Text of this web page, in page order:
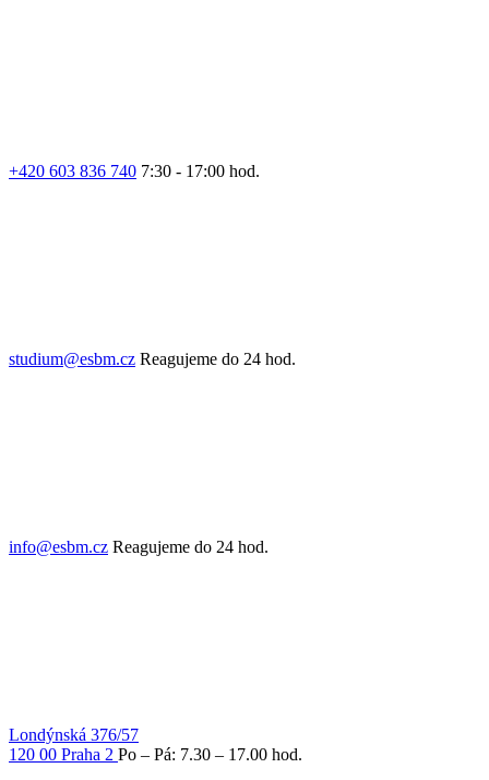
+420 603 836 740 7:30 - 17:00 hod.
studium@esbm.cz Reagujeme do 24 hod.
info@esbm.cz Reagujeme do 24 hod.
Londýnská 376/57
120 00 Praha 2 Po – Pá: 7.30 – 17.00 hod.